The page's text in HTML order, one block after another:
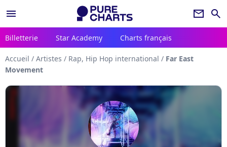
menu newsletter search
Billetterie Star Academy Charts français
Accueil / Artistes / Rap, Hip Hop international / Far East
Movement